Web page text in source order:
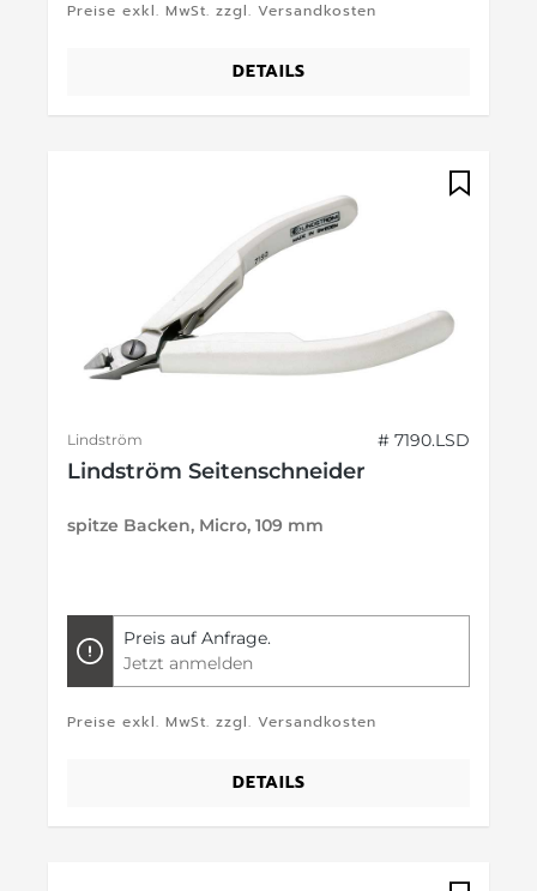
Preise exkl. MwSt. zzgl. Versandkosten
DETAILS
Lindström # 7190.LSD
Lindström Seitenschneider
spitze Backen, Micro, 109 mm
Preis auf Anfrage.
Jetzt anmelden
Preise exkl. MwSt. zzgl. Versandkosten
DETAILS